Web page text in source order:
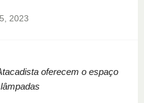
2023
oferecem o espaço